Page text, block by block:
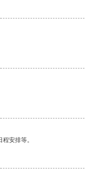
安排等。